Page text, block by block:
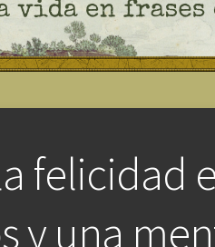
felicidad
y una